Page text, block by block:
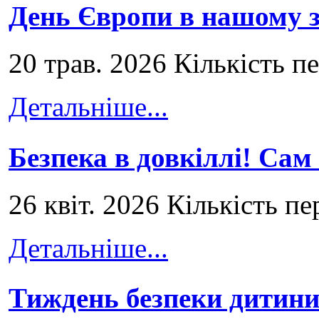
День Європи в нашому
20 трав. 2026 Кількість
Детальніше...
Безпека в довкіллі!
26 квіт. 2026 Кількість
Детальніше...
Тиждень безпеки